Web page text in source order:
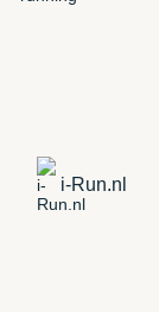
i-Run.nl